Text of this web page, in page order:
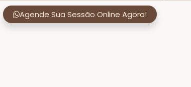
Agende Sua Sessão Online Agora!